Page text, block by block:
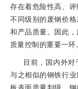
存在着危险性高、
不同级别的废钢价
和产品质量。因此
质量控制的重要一环。
目前，国内外
与之相似的钢铁行